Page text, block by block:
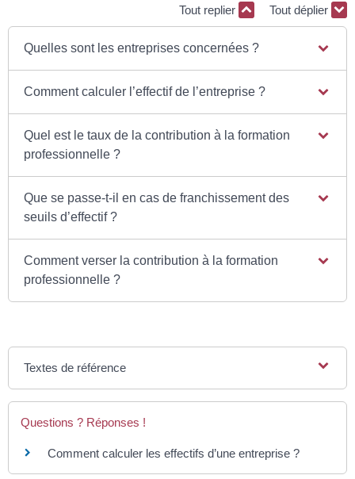
Tout replier Tout déplier
Quelles sont les entreprises concernées ?
Comment calculer l’effectif de l’entreprise ?
Quel est le taux de la contribution à la formation
professionnelle ?
Que se passe-t-il en cas de franchissement des
seuils d’effectif ?
Comment verser la contribution à la formation
professionnelle ?
Textes de référence
Questions ? Réponses !
Comment calculer les effectifs d’une entreprise ?